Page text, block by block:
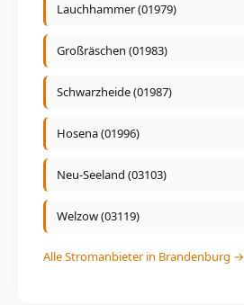
Lauchhammer (01979)
Großräschen (01983)
Schwarzheide (01987)
Hosena (01996)
Neu-Seeland (03103)
Welzow (03119)
Alle Stromanbieter in Brandenburg →